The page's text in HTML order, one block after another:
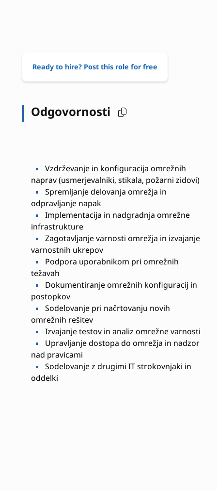
Ready to hire? Post this role for free
Odgovornosti
Vzdrževanje in konfiguracija omrežnih
naprav (usmerjevalniki, stikala, požarni zidovi)
Spremljanje delovanja omrežja in
odpravljanje napak
Implementacija in nadgradnja omrežne
infrastrukture
Zagotavljanje varnosti omrežja in izvajanje
varnostnih ukrepov
Podpora uporabnikom pri omrežnih
težavah
Dokumentiranje omrežnih konfiguracij in
postopkov
Sodelovanje pri načrtovanju novih
omrežnih rešitev
Izvajanje testov in analiz omrežne varnosti
Upravljanje dostopa do omrežja in nadzor
nad pravicami
Sodelovanje z drugimi IT strokovnjaki in
oddelki